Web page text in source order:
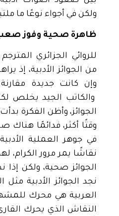
ولكن في أجواء نوعًا ما
ظاهرة صحية وفوز
للروائي الجزائري
من الجوائز الأدبية، إذ
وإن كانت جديدة مقارنة
والكاتب الجيد يخلص
الجوائز، وأظن الفكرة
وقتًا أكثر، فدائمًا هناك
في جوهر العملية
نقاشًا يمر مرور الكرام،
الجوائز صحية، ولكن إذا
نجد الجوائز الأدبية مثل
العربية هي محرك
النقاش الذي يحرك